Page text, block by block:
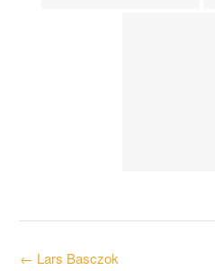
Post
← Lars Basczok